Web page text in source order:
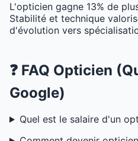
L'opticien gagne 13% de
Stabilité et technique
d'évolution vers
❓ FAQ Opticien
Google)
Quel est le salaire d'un